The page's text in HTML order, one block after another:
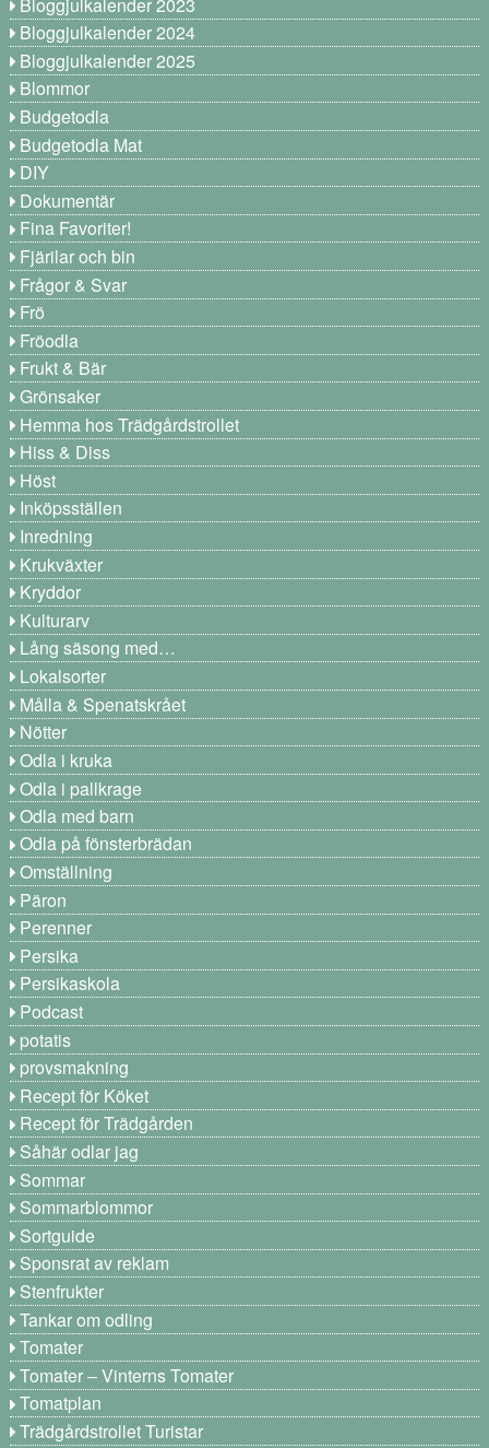
Bloggjulkalender 2024
Bloggjulkalender 2025
Blommor
Budgetodla
Budgetodla Mat
DIY
Dokumentär
Fina Favoriter!
Fjärilar och bin
Frågor & Svar
Frö
Fröodla
Frukt & Bär
Grönsaker
Hemma hos Trädgårdstrollet
Hiss & Diss
Höst
Inköpsställen
Inredning
Krukväxter
Kryddor
Kulturarv
Lång säsong med…
Lokalsorter
Målla & Spenatskrået
Nötter
Odla i kruka
Odla i pallkrage
Odla med barn
Odla på fönsterbrädan
Omställning
Päron
Perenner
Persika
Persikaskola
Podcast
potatis
provsmakning
Recept för Köket
Recept för Trädgården
Såhär odlar jag
Sommar
Sommarblommor
Sortguide
Sponsrat av reklam
Stenfrukter
Tankar om odling
Tomater
Tomater – Vinterns Tomater
Tomatplan
Trädgårdstrollet Turistar